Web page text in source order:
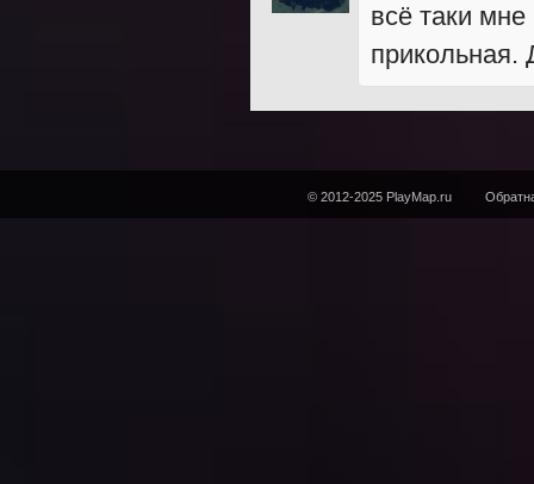
всё таки мне
прикольная.
© 2012-2025 PlayMap.ru